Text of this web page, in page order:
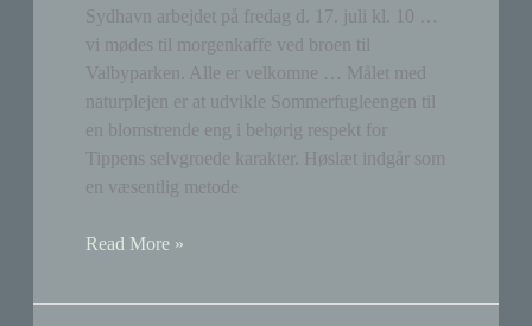
Sydhavn arbejdet på fredag d. 17. juli kl. 10 …
vi mødes til morgenkaffe ved broen til
Valbyparken. Alle er velkomne … Målet med
naturplejen er at udvikle Sommerfugleengen til
en blomstrende eng i behørig respekt for
Tippens selvgroede karakter. Høslæt indgår som
en væsentlig metode
Arbejdsdag
på
Read More »